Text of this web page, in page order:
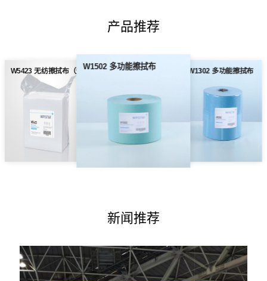
产品推荐
W5423 无纺擦拭布（无尘纸）W1502 多功能擦拭布 W1302 多功能擦拭布
新闻推荐